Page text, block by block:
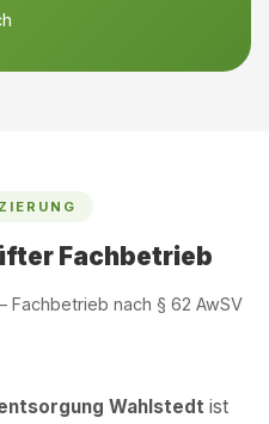
Fachbetrieb
Fachbetrieb nach § 62 AwSV
Wahlstedt ist